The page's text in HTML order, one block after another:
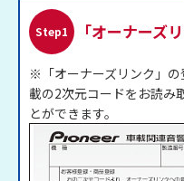
Step1 「オーナーズ
※「オーナーズリンク」
載の2次元コードをお読み
とができます。